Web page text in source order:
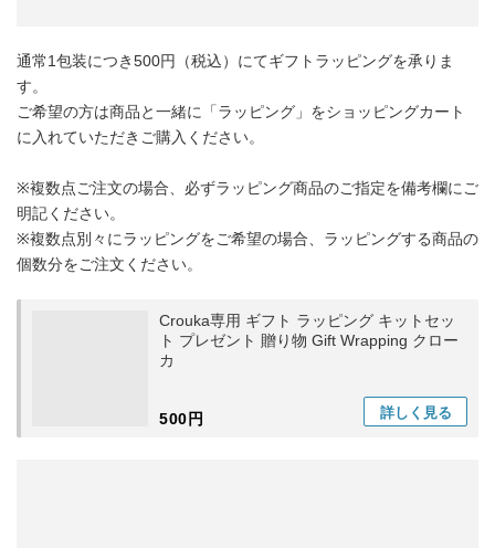
通常1包装につき500円（税込）にてギフトラッピングを承りま
す。
ご希望の方は商品と一緒に「ラッピング」をショッピングカート
に入れていただきご購入ください。
※複数点ご注文の場合、必ずラッピング商品のご指定を備考欄にご
明記ください。
※複数点別々にラッピングをご希望の場合、ラッピングする商品の
個数分をご注文ください。
Crouka専用 ギフト ラッピング キットセッ
ト プレゼント 贈り物 Gift Wrapping クロー
カ
500円 詳しく 見る